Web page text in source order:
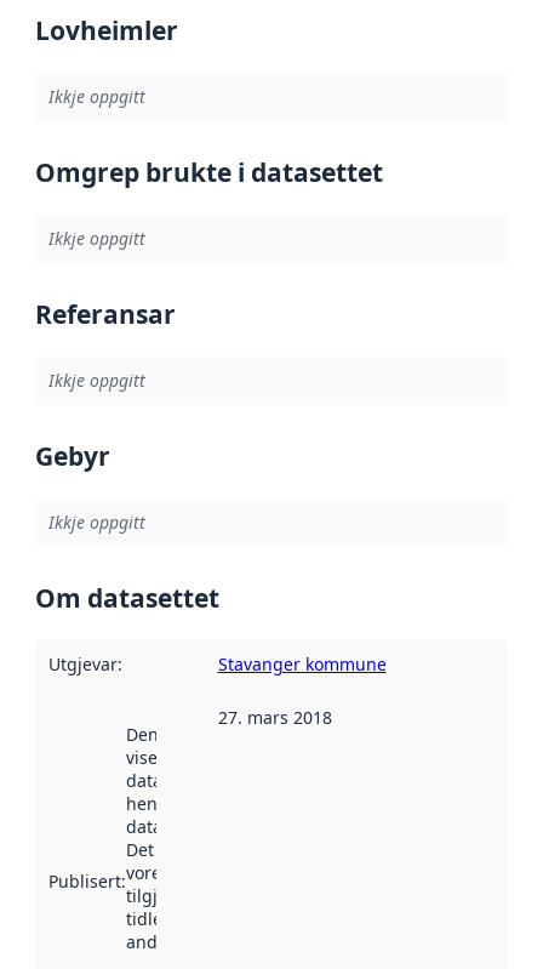
Lovheimler
Ikkje oppgitt
Omgrep brukte i datasettet
Ikkje oppgitt
Referansar
Ikkje oppgitt
Gebyr
Ikkje oppgitt
Om datasettet
Utgjevar: Stavanger kommune
Publisert:
Denne datoen
viser når
datasettet vart
henta inn av
data.norge.no.
Det kan ha
vore
tilgjengeleg
tidlegare
andre stader.
27. mars 2018